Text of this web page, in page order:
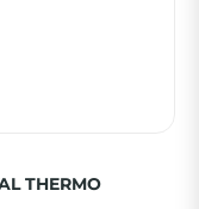
THERMO